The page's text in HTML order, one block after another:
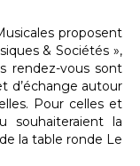
proposent
& Sociétés »,
rendez-vous sont
d’échange autour
Pour celles et
souhaiteraient la
la table ronde Le